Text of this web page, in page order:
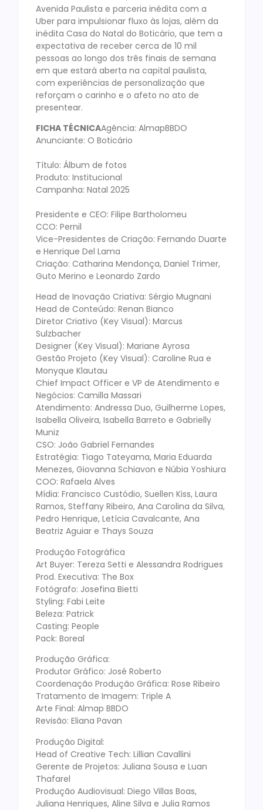
Avenida Paulista e parceria inédita com a
Uber para impulsionar fluxo às lojas, além da
inédita Casa do Natal do Boticário, que tem a
expectativa de receber cerca de 10 mil
pessoas ao longo dos três finais de semana
em que estará aberta na capital paulista,
com experiências de personalização que
reforçam o carinho e o afeto no ato de
presentear.
FICHA TÉCNICAAgência: AlmapBBDO
Anunciante: O Boticário
Título: Álbum de fotos
Produto: Institucional
Campanha: Natal 2025
Presidente e CEO: Filipe Bartholomeu
CCO: Pernil
Vice-Presidentes de Criação: Fernando Duarte
e Henrique Del Lama
Criação: Catharina Mendonça, Daniel Trimer,
Guto Merino e Leonardo Zardo
Head de Inovação Criativa: Sérgio Mugnani
Head de Conteúdo: Renan Bianco
Diretor Criativo (Key Visual): Marcus
Sulzbacher
Designer (Key Visual): Mariane Ayrosa
Gestão Projeto (Key Visual): Caroline Rua e
Monyque Klautau
Chief Impact Officer e VP de Atendimento e
Negócios: Camilla Massari
Atendimento: Andressa Duo, Guilherme Lopes,
Isabella Oliveira, Isabella Barreto e Gabrielly
Muniz
CSO: João Gabriel Fernandes
Estratégia: Tiago Tateyama, Maria Eduarda
Menezes, Giovanna Schiavon e Núbia Yoshiura
COO: Rafaela Alves
Mídia: Francisco Custódio, Suellen Kiss, Laura
Ramos, Steffany Ribeiro, Ana Carolina da Silva,
Pedro Henrique, Letícia Cavalcante, Ana
Beatriz Aguiar e Thays Souza
Produção Fotográfica
Art Buyer: Tereza Setti e Alessandra Rodrigues
Prod. Executiva: The Box
Fotógrafo: Josefina Bietti
Styling: Fabi Leite
Beleza: Patrick
Casting: People
Pack: Boreal
Produção Gráfica:
Produtor Gráfico: José Roberto
Coordenação Produção Gráfica: Rose Ribeiro
Tratamento de Imagem: Triple A
Arte Final: Almap BBDO
Revisão: Eliana Pavan
Produção Digital:
Head of Creative Tech: Lillian Cavallini
Gerente de Projetos: Juliana Sousa e Luan
Thafarel
Produção Audiovisual: Diego Villas Boas,
Juliana Henriques, Aline Silva e Julia Ramos